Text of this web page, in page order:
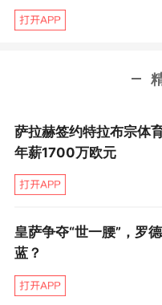
第38分钟，恩佐劲
萨拉赫签约特拉布宗体
年薪1700万欧元
皇萨争夺“世一腰”，罗
蓝？